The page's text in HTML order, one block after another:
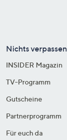
Nichts verpassen
INSIDER Magazin
TV-Programm
Gutscheine
Partnerprogramm
Für euch da